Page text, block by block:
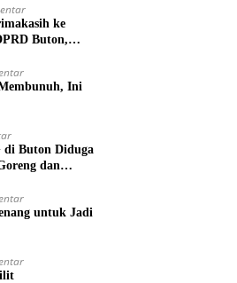
ke
Buton,
Ini
di Buton Diduga
dan
untuk Jadi